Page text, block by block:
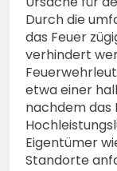
Durch die
das Feuer
verhindert
etwa einer
nachdem das
Eigentümer
Standorte